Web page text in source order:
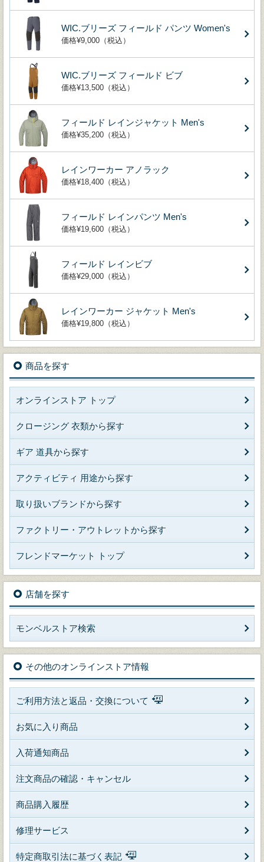
WIC.ブリーズ フィールド パンツ Women's
価格¥9,000（税込）
WIC.ブリーズ フィールド ビブ
価格¥13,500（税込）
フィールド レインジャケット Men's
価格¥35,200（税込）
レインワーカー アノラック
価格¥18,400（税込）
フィールド レインパンツ Men's
価格¥19,600（税込）
フィールド レインビブ
価格¥29,000（税込）
レインワーカー ジャケット Men's
価格¥19,800（税込）
商品を探す
オンラインストア トップ
クロージング 衣類から探す
ギア 道具から探す
アクティビティ 用途から探す
取り扱いブランドから探す
ファクトリー・アウトレットから探す
フレンドマーケット トップ
店舗を探す
モンベルストア検索
その他のオンラインストア情報
ご利用方法と返品・交換について
お気に入り商品
入荷通知商品
注文商品の確認・キャンセル
商品購入履歴
修理サービス
特定商取引法に基づく表記